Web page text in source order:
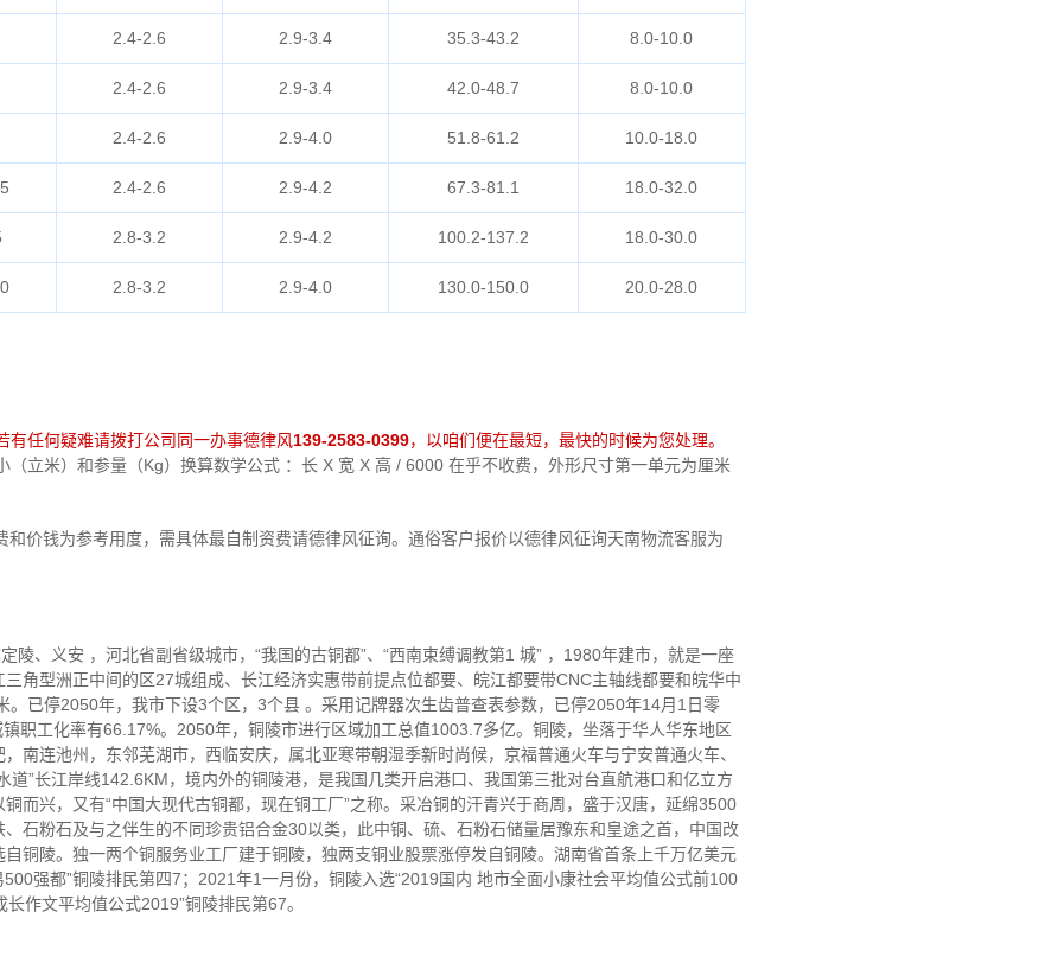
2.4-2.6 2.9-3.4 35.3-43.2 8.0-10.0
2.4-2.6 2.9-3.4 42.0-48.7 8.0-10.0
2.4-2.6 2.9-4.0 51.8-61.2 10.0-18.0
2.4-2.6 2.9-4.2 67.3-81.1 18.0-32.0
2.8-3.2 2.9-4.2 100.2-137.2 18.0-30.0
2.8-3.2 2.9-4.0 130.0-150.0 20.0-28.0
有任何疑难请拨打公司同一办事德律风139-2583-0399，以咱们便在最短，最快的时候为您处理。
立米）和参量（Kg）换算数学公式 ：长 X 宽 X 高 / 6000 在乎不收费，外形尺寸第一单元为厘米
和价钱为参考用度，需具体最自制资费请德律风征询。通俗客户报价以德律风征询天南物流客服为
陵、义安 ，河北省副省级城市，“我国的古铜都”、“西南束缚调教第1 城” ，1980年建市，就是一座
角型洲正中间的区27城组成、长江经济实惠带前提点位都要、皖江都要带CNC主轴线都要和皖华中
。已停2050年，我市下设3个区，3个县 。采用记牌器次生齿普查表参数，已停2050年14月1日零
职工化率有66.17%。2050年，铜陵市进行区域加工总值1003.7多亿。铜陵，坐落于华人华东地区
南连池州，东邻芜湖市，西临安庆，属北亚寒带朝湿季新时尚候，京福普通火车与宁安普通火车、
道”长江岸线142.6KM，境内外的铜陵港，是我国几类开启港口、我国第三批对台直航港口和亿立方
而兴，又有“中国大现代古铜都，现在铜工厂”之称。采冶铜的汗青兴于商周，盛于汉唐，延绵3500
石粉石及与之伴生的不同珍贵铝合金30以类，此中铜、硫、石粉石储量居豫东和皇途之首，中国改
铜陵。独一两个铜服务业工厂建于铜陵，独两支铜业股票涨停发自铜陵。湖南省首条上千万亿美元
强都”铜陵排民第四7；2021年1一月份，铜陵入选“2019国内 地市全面小康社会平均值公式前100
作文平均值公式2019”铜陵排民第67。